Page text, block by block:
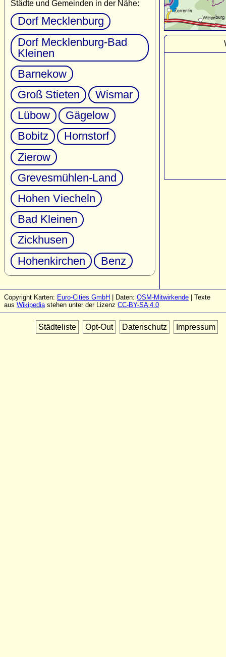
Städte und Gemeinden in der Nähe:
Dorf Mecklenburg
Dorf Mecklenburg-Bad
Kleinen
Barnekow
Groß Stieten
Wismar
Lübow
Gägelow
Bobitz
Hornstorf
Zierow
Grevesmühlen-Land
Hohen Viecheln
Bad Kleinen
Zickhusen
Hohenkirchen
Benz
Copyright Karten: Euro-Cities GmbH | Daten: OSM-Mitwirkende | Texte
aus Wikipediastehen unter der Lizenz CC-BY-SA 4.0
Städteliste Opt-Out Datenschutz Impressum